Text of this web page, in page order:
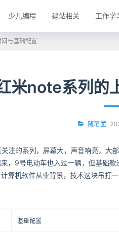
少儿编程 建站相关 工作学
与基础配置
米note系列的
随笔
注的系列，屏幕大，声音响亮，大
，9号电动车也入过一辆，但基础
算机软件从业背景，技术这块吊打
基础配置